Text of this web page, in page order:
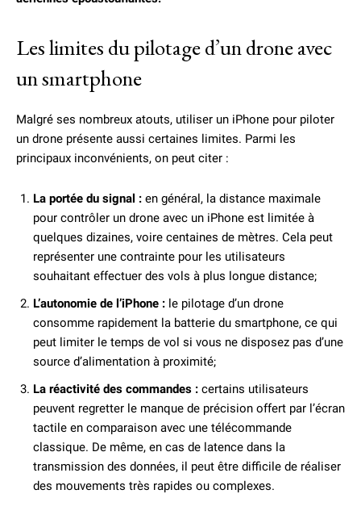
Les limites du pilotage d’un drone avec
un smartphone
Malgré ses nombreux atouts, utiliser un iPhone pour piloter
un drone présente aussi certaines limites. Parmi les
principaux inconvénients, on peut citer :
La portée du signal : en général, la distance maximale
pour contrôler un drone avec un iPhone est limitée à
quelques dizaines, voire centaines de mètres. Cela peut
représenter une contrainte pour les utilisateurs
souhaitant effectuer des vols à plus longue distance;
L’autonomie de l’iPhone : le pilotage d’un drone
consomme rapidement la batterie du smartphone, ce qui
peut limiter le temps de vol si vous ne disposez pas d’une
source d’alimentation à proximité;
La réactivité des commandes : certains utilisateurs
peuvent regretter le manque de précision offert par l’écran
tactile en comparaison avec une télécommande
classique. De même, en cas de latence dans la
transmission des données, il peut être difficile de réaliser
des mouvements très rapides ou complexes.